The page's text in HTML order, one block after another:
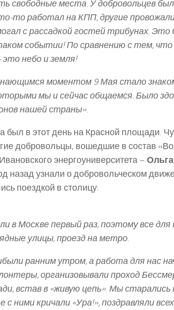
свободные места. У добровольцев
то работал на КПП, другие
с рассадкой гостей трибунах.
событии! По сравнению с тем,
небо и земля!
моментом 9 Мая стало
мы и сейчас общаемся. Было
нашей страны».
был в этот день на Красной площади.
добровольцы, вошедшие в состав
энергоуниверситета –
назад узнали о добровольческом
поездкой в столицу:
в Москве первый раз, поэтому все для
улицы, проезд на метро.
ранним утром, а работа для нас
организовывали проход
встав в «живую цепь». Мы
ними кричали «Ура!», поздравляли